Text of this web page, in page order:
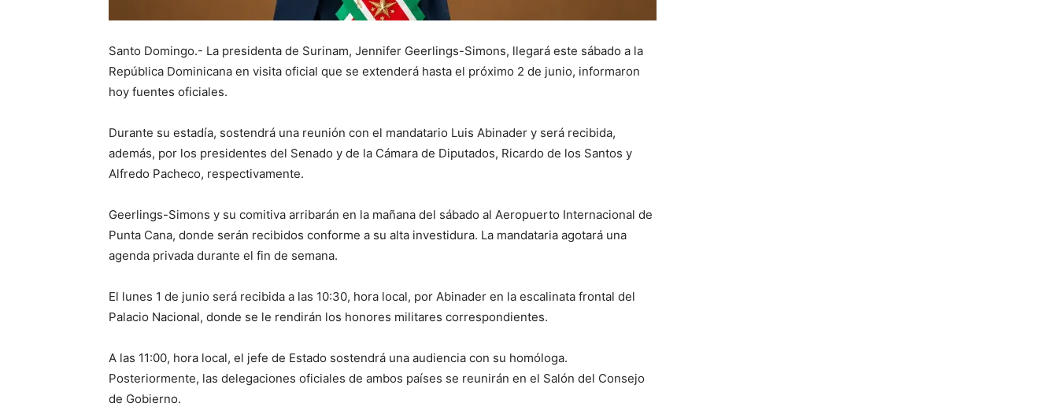
Santo Domingo.- La presidenta de Surinam, Jennifer Geerlings-Simons, llegará este sábado a la
República Dominicana en visita oficial que se extenderá hasta el próximo 2 de junio, informaron
hoy fuentes oficiales.
Durante su estadía, sostendrá una reunión con el mandatario Luis Abinader y será recibida,
además, por los presidentes del Senado y de la Cámara de Diputados, Ricardo de los Santos y
Alfredo Pacheco, respectivamente.
Geerlings-Simons y su comitiva arribarán en la mañana del sábado al Aeropuerto Internacional de
Punta Cana, donde serán recibidos conforme a su alta investidura. La mandataria agotará una
agenda privada durante el fin de semana.
El lunes 1 de junio será recibida a las 10:30, hora local, por Abinader en la escalinata frontal del
Palacio Nacional, donde se le rendirán los honores militares correspondientes.
A las 11:00, hora local, el jefe de Estado sostendrá una audiencia con su homóloga.
Posteriormente, las delegaciones oficiales de ambos países se reunirán en el Salón del Consejo
de Gobierno.